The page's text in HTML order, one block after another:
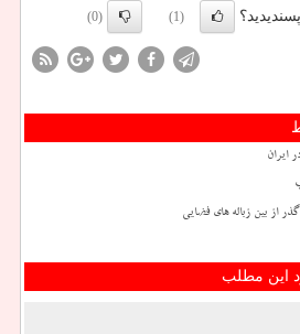
(1)
(0)
ایران
از بین زباله های فضایی
این مطلب